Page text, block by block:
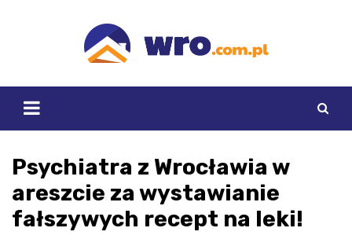
Psychiatra z Wrocławia w
areszcie za wystawianie
fałszywych recept na leki!